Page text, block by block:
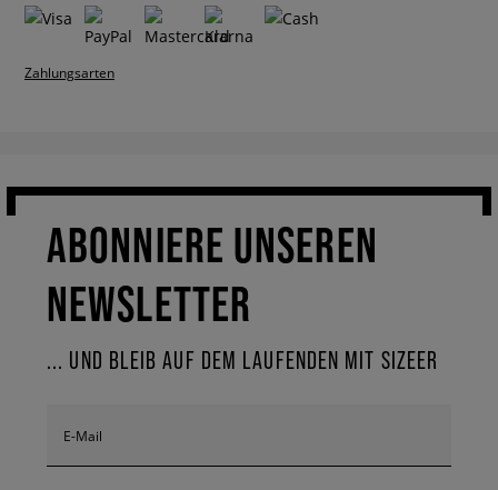
Zahlungsarten
ABONNIERE UNSEREN
NEWSLETTER
... UND BLEIB AUF DEM LAUFENDEN MIT SIZEER
E-Mail